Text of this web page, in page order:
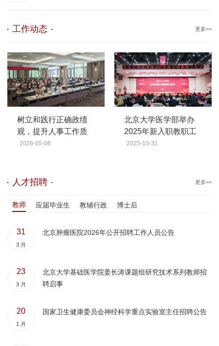
工作动态 更多>>
树立和践行正确政绩
观，提升人事工作质
效——医学部人事处
2026-05-06
北京大学医学部举办
2025年新入职教职工
岗前培训
2025-10-31
人才招聘 更多>>
教师 应届毕业生 教辅行政 博士后
31
3 月
北京肿瘤医院2026年公开招聘工作人员公告
23
3 月
北京大学基础医学院姜长涛课题组研究技术系列教师招
聘启事
20
1 月
国家卫生健康委员会神经科学重点实验室主任招聘公告